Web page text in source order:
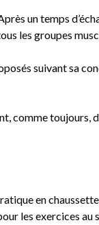
un temps
les groupes
suivant sa
comme
en
les exercices au